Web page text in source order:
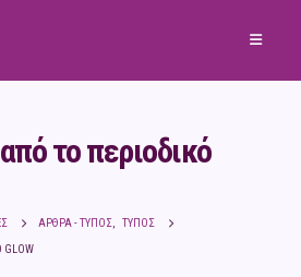
το περιoδικό
ΆΡΘΡΑ - ΤΎΠΟΣ, ΤΎΠΟΣ
GLOW